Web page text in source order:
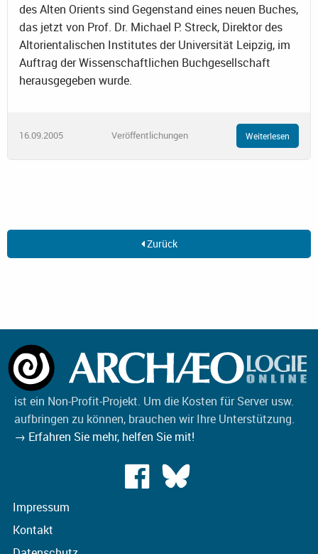
des Alten Orients sind Gegenstand eines neuen Buches,
das jetzt von Prof. Dr. Michael P. Streck, Direktor des
Altorientalischen Institutes der Universität Leipzig, im
Auftrag der Wissenschaftlichen Buchgesellschaft
herausgegeben wurde.
16.09.2005 Veröffentlichungen Weiterlesen
Zurück
ist ein Non-Profit-Projekt. Um die Kosten für Server usw.
aufbringen zu können, brauchen wir Ihre Unterstützung.
→ Erfahren Sie mehr, helfen Sie mit!
Impressum
Kontakt